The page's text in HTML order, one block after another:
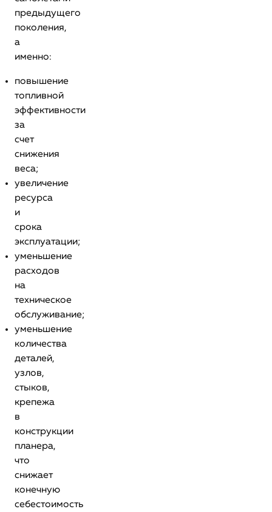
предыдущего
поколения,
а
именно:
повышение
топливной
эффективности
за
счет
снижения
веса;
увеличение
ресурса
и
срока
эксплуатации;
уменьшение
расходов
на
техническое
обслуживание;
уменьшение
количества
деталей,
узлов,
стыков,
крепежа
в
конструкции
планера,
что
снижает
конечную
себестоимость